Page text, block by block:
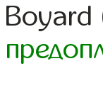
Boyard